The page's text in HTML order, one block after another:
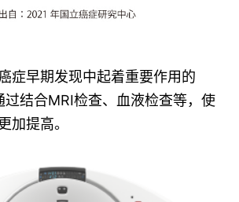
症早期发现中起着重要作用的
过结合MRI检查、血液检查等，使
加提高。